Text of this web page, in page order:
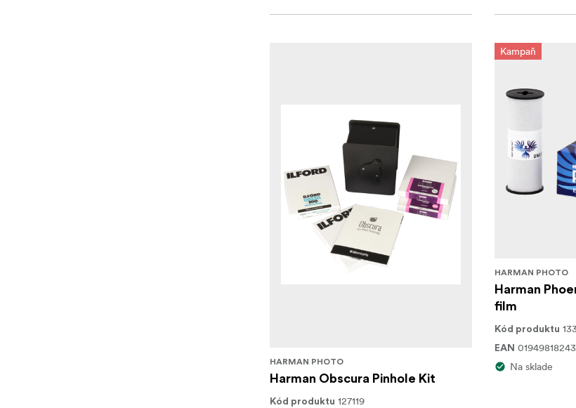
HARMAN PHOTO
Harman Obscura Pinhole Kit
Kód produktu 127119
Kampaň
HARMAN PHOTO
Harman
film
Kód produktu
EAN
Na sklade